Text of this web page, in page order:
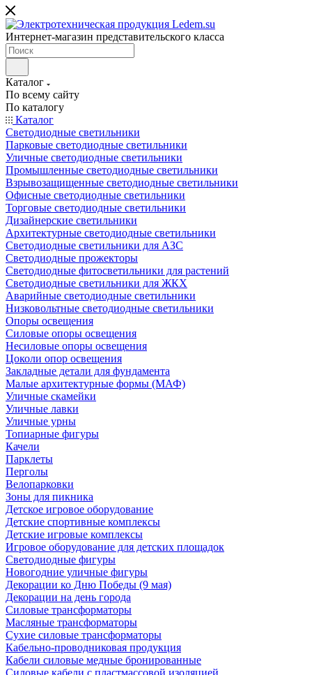
Интернет-магазин представительского класса
Каталог
По всему сайту
По каталогу
Каталог
Светодиодные светильники
Парковые светодиодные светильники
Уличные светодиодные светильники
Промышленные светодиодные светильники
Взрывозащищенные светодиодные светильники
Офисные светодиодные светильники
Торговые светодиодные светильники
Дизайнерские светильники
Архитектурные светодиодные светильники
Светодиодные светильники для АЗС
Светодиодные прожекторы
Светодиодные фитосветильники для растений
Светодиодные светильники для ЖКХ
Аварийные светодиодные светильники
Низковольтные светодиодные светильники
Опоры освещения
Силовые опоры освещения
Несиловые опоры освещения
Цоколи опор освещения
Закладные детали для фундамента
Малые архитектурные формы (МАФ)
Уличные скамейки
Уличные лавки
Уличные урны
Топиарные фигуры
Качели
Парклеты
Перголы
Велопарковки
Зоны для пикника
Детское игровое оборудование
Детские спортивные комплексы
Детские игровые комплексы
Игровое оборудование для детских площадок
Светодиодные фигуры
Новогодние уличные фигуры
Декорации ко Дню Победы (9 мая)
Декорации на день города
Силовые трансформаторы
Масляные трансформаторы
Сухие силовые трансформаторы
Кабельно-проводниковая продукция
Кабели силовые медные бронированные
Силовые кабели с пластмассовой изоляцией